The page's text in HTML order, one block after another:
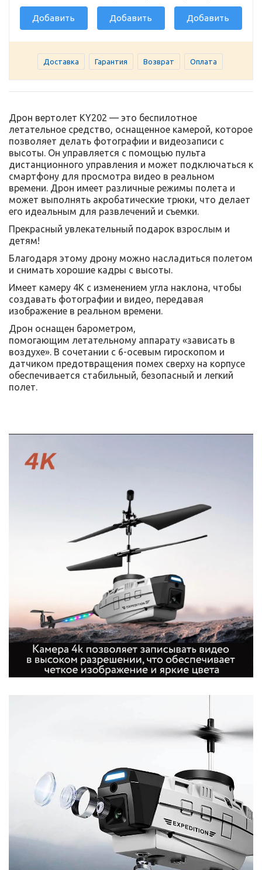
Добавить
D5H c Wi-Fi и HD
съемкой
Добавить
сенсорными
пальцами и
молнией, L
Добавить
Доставка Гарантия Возврат Оплата
Дрон вертолет KY202 — это беспилотное
летательное средство, оснащенное камерой, которое
позволяет делать фотографии и видеозаписи с
высоты. Он управляется с помощью пульта
дистанционного управления и может подключаться к
смартфону для просмотра видео в реальном
времени. Дрон имеет различные режимы полета и
может выполнять акробатические трюки, что делает
его идеальным для развлечений и съемки.
Прекрасный увлекательный подарок взрослым и
детям!
Благодаря этому дрону можно насладиться полетом
и снимать хорошие кадры с высоты.
Имеет камеру 4К с изменением угла наклона, чтобы
создавать фотографии и видео, передавая
изображение в реальном времени.
Дрон оснащен барометром,
помогающим летательному аппарату «зависать в
воздухе». В сочетании с 6-осевым гироскопом и
датчиком предотвращения помех сверху на корпусе
обеспечивается стабильный, безопасный и легкий
полет.